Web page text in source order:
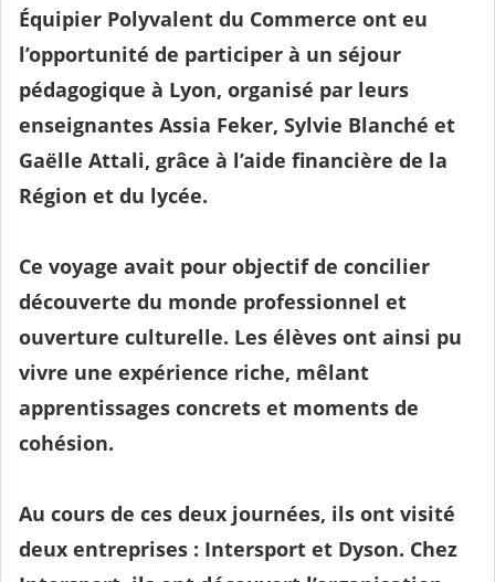
Équipier Polyvalent du Commerce ont eu
l’opportunité de participer à un séjour
pédagogique à Lyon, organisé par leurs
enseignantes Assia Feker, Sylvie Blanché et
Gaëlle Attali, grâce à l’aide financière de la
Région et du lycée.
Ce voyage avait pour objectif de concilier
découverte du monde professionnel et
ouverture culturelle. Les élèves ont ainsi pu
vivre une expérience riche, mêlant
apprentissages concrets et moments de
cohésion.
Au cours de ces deux journées, ils ont visité
deux entreprises : Intersport et Dyson. Chez